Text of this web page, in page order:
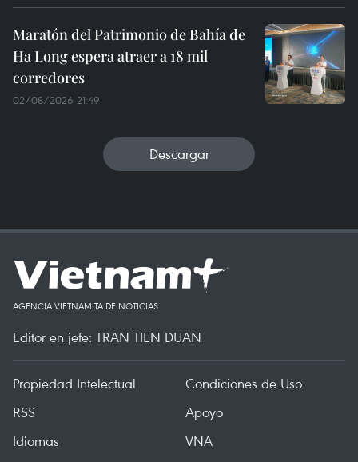
Maratón del Patrimonio de Bahía de
Ha Long espera atraer a 18 mil
corredores
02/08/2026 21:49
Descargar
AGENCIA VIETNAMITA DE NOTICIAS
Editor en jefe: TRAN TIEN DUAN
Propiedad Intelectual
Condiciones de Uso
RSS
Apoyo
Idiomas
VNA